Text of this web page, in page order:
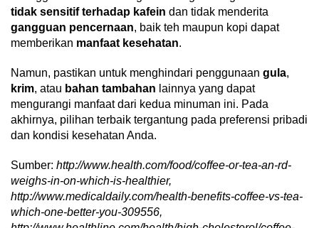
tidak sensitif terhadap kafein dan tidak menderita
gangguan pencernaan, baik teh maupun kopi dapat
memberikan manfaat kesehatan.
Namun, pastikan untuk menghindari penggunaan gula,
krim, atau bahan tambahan lainnya yang dapat
mengurangi manfaat dari kedua minuman ini. Pada
akhirnya, pilihan terbaik tergantung pada preferensi pribadi
dan kondisi kesehatan Anda.
Sumber: http://www.health.com/food/coffee-or-tea-an-rd-
weighs-in-on-which-is-healthier,
http://www.medicaldaily.com/health-benefits-coffee-vs-tea-
which-one-better-you-309556,